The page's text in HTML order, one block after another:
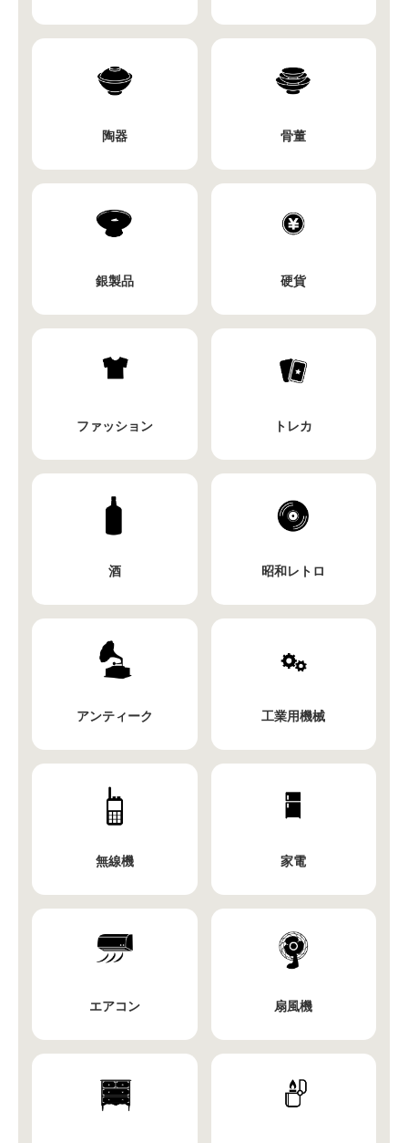
陶器 骨董
銀製品 硬貨
ファッション トレカ
酒 昭和レトロ
アンティーク 工業用機械
無線機 家電
エアコン 扇風機